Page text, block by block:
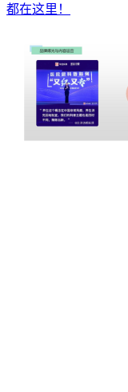
都在这里！